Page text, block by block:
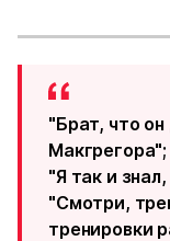
"Брат, что
Макгрегора";
"Я так и
"Смотри,
тренировки